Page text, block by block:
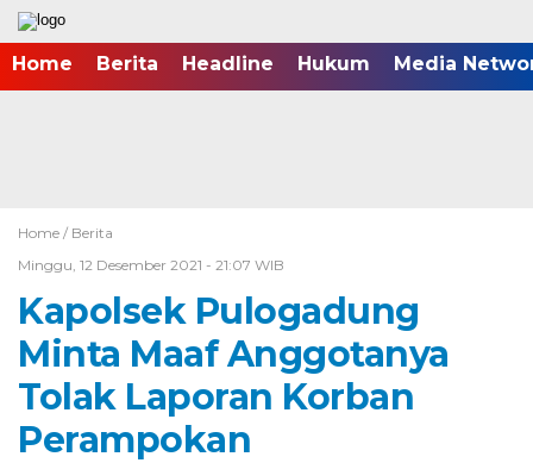
Home Berita Headline Hukum Media
Home / Berita
Minggu, 12 Desember 2021 - 21:07 WIB
Kapolsek Pulogadung
Minta Maaf Anggotanya
Tolak Laporan Korban
Perampokan